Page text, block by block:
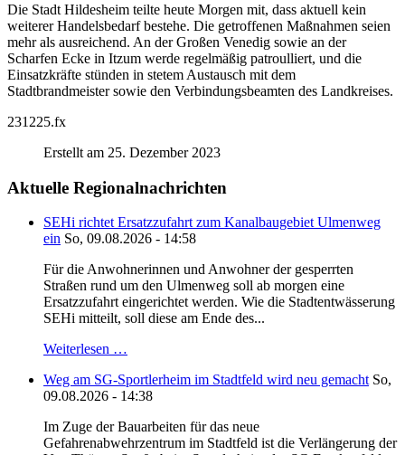
Die Stadt Hildesheim teilte heute Morgen mit, dass aktuell kein
weiterer Handelsbedarf bestehe. Die getroffenen Maßnahmen seien
mehr als ausreichend. An der Großen Venedig sowie an der
Scharfen Ecke in Itzum werde regelmäßig patroulliert, und die
Einsatzkräfte stünden in stetem Austausch mit dem
Stadtbrandmeister sowie den Verbindungsbeamten des Landkreises.
231225.fx
Erstellt am 25. Dezember 2023
Aktuelle Regionalnachrichten
SEHi richtet Ersatzzufahrt zum Kanalbaugebiet Ulmenweg
ein So, 09.08.2026 - 14:58
Für die Anwohnerinnen und Anwohner der gesperrten
Straßen rund um den Ulmenweg soll ab morgen eine
Ersatzzufahrt eingerichtet werden. Wie die Stadtentwässerung
SEHi mitteilt, soll diese am Ende des...
Weiterlesen …
Weg am SG-Sportlerheim im Stadtfeld wird neu gemacht So,
09.08.2026 - 14:38
Im Zuge der Bauarbeiten für das neue
Gefahrenabwehrzentrum im Stadtfeld ist die Verlängerung der